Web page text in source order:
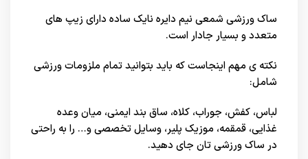
ساک ورزشی شمعی نیم دایره نایک ساده دارای زیپ های
متعدد و بسیار جادار است.
نکته ی مهم اینجاست که باید بتوانید تمام ملزومات ورزشی
شامل:
لباس، کفش، جوراب، کلاه، ساق بند ایمنی، میان وعده
غذایی، قمقمه، موزیک پلیر، وسایل تخصصی و… را به راحتی
در ساک ورزشی تان جای دهید.